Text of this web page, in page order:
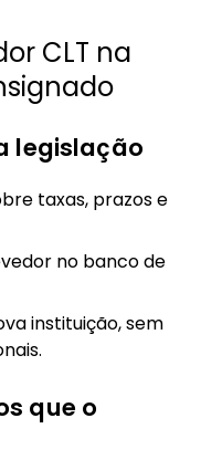
CLT na
legislação
taxas, prazos e
no banco de
instituição, sem
que o